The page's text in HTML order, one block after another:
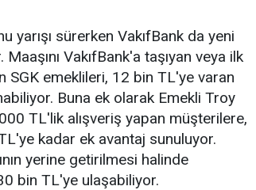
yarışı sürerken VakıfBank da yeni
VakıfBank'a taşıyan veya ilk
SGK emeklileri, 12 bin TL'ye varan
Buna ek olarak Emekli Troy
TL'lik alışveriş yapan müşterilere,
kadar ek avantaj sunuluyor.
yerine getirilmesi halinde
bin TL'ye ulaşabiliyor.